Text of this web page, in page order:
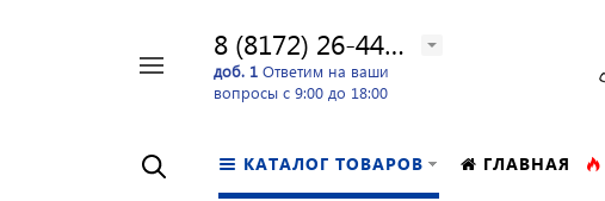
8 (8172) 26-44-24
доб. 1 Ответим на ваши
вопросы с 9:00 до 18:00
КАТАЛОГ ТОВАРОВ ГЛАВНАЯ